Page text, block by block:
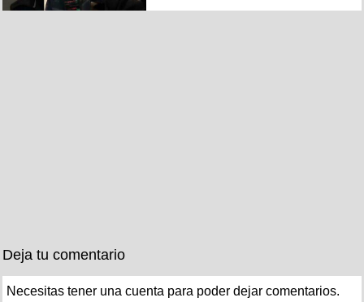
Deja tu comentario
Necesitas tener una cuenta para poder dejar comentarios.